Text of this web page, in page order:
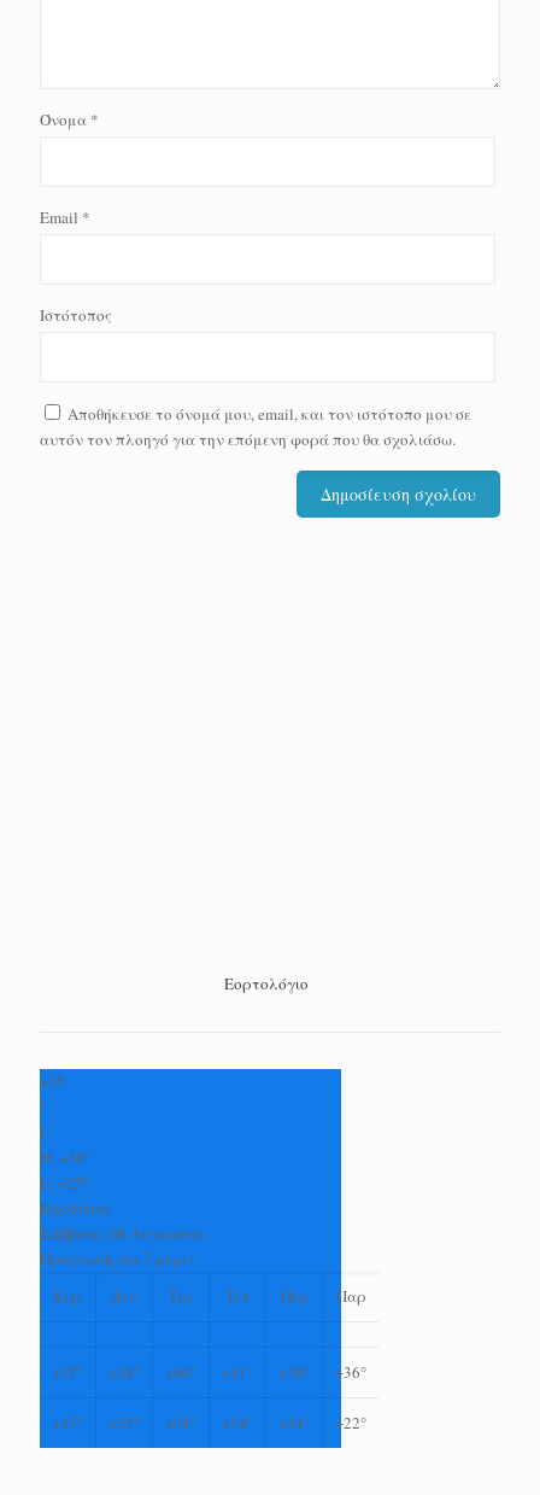
Όνομα *
Email *
Ιστότοπος
Αποθήκευσε το όνομά μου, email, και τον ιστότοπο μου σε
αυτόν τον πλοηγό για την επόμενη φορά που θα σχολιάσω.
Εορτολόγιο
+35
°
C
H: +36°
L: +25°
Καρδίτσα
Σάββατο, 08 Αύγουστος
Πρόγνωση για 7 μέρες
Κυρ
Δευ Τρι Τετ Πεμ Παρ
+37° +38° +40° +41° +38° +36°
+27° +25° +24° +24° +24° +22°